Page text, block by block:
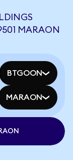
MARAON
BTGOON
MARAON